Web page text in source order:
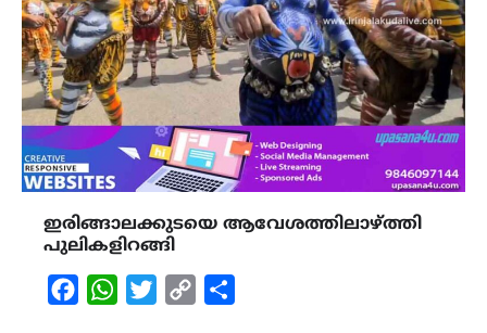
ഇരിങ്ങാലക്കുടയെ ആവേശത്തിലാഴ്ത്തി
പുലികളിറങ്ങി
FacebookWhatsAppTwitterCopy